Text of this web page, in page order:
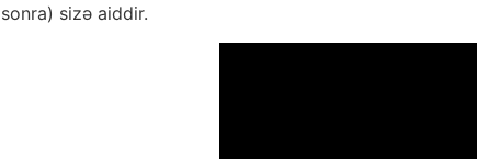
sonra) sizə aiddir.